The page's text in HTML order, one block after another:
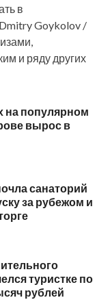
в
Goykolov /
и ряду других
на популярном
вырос в
санаторий
за рубежом и
туристке по
рублей